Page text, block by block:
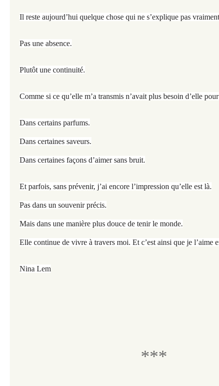
Il reste aujourd’hui quelque chose qui ne s’explique pas
Pas une absence.
Plutôt une continuité.
Comme si ce qu’elle m’a transmis n’avait plus besoin d’elle
Dans certains parfums.
Dans certaines saveurs.
Dans certaines façons d’aimer sans bruit.
Et parfois, sans prévenir, j’ai encore l’impression qu’elle est là.
Pas dans un souvenir précis.
Mais dans une manière plus douce de tenir le monde.
Elle continue de vivre à travers moi. Et c’est ainsi que je l’aime
Nina Lem
***